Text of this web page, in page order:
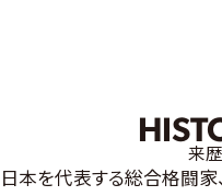
来歴
日本を代表する総合格闘家